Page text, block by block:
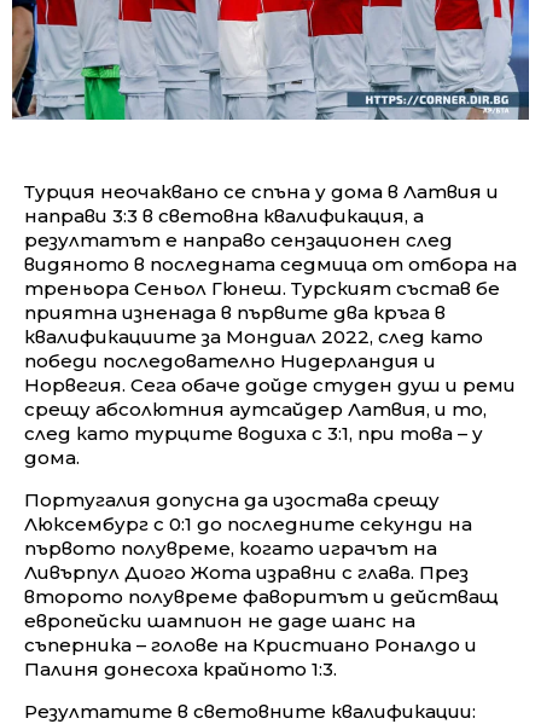
Турция неочаквано се спъна у дома в Латвия и
направи 3:3 в световна квалификация, а
резултатът е направо сензационен след
видяното в последната седмица от отбора на
треньора Сеньол Гюнеш. Турският състав бе
приятна изненада в първите два кръга в
квалификациите за Мондиал 2022, след като
победи последователно Нидерландия и
Норвегия. Сега обаче дойде студен душ и реми
срещу абсолютния аутсайдер Латвия, и то,
след като турците водиха с 3:1, при това – у
дома.
Португалия допусна да изостава срещу
Люксембург с 0:1 до последните секунди на
първото полувреме, когато играчът на
Ливърпул Диого Жота изравни с глава. През
второто полувреме фаворитът и действащ
европейски шампион не даде шанс на
съперника – голове на Кристиано Роналдо и
Палиня донесоха крайното 1:3.
Резултатите в световните квалификации: